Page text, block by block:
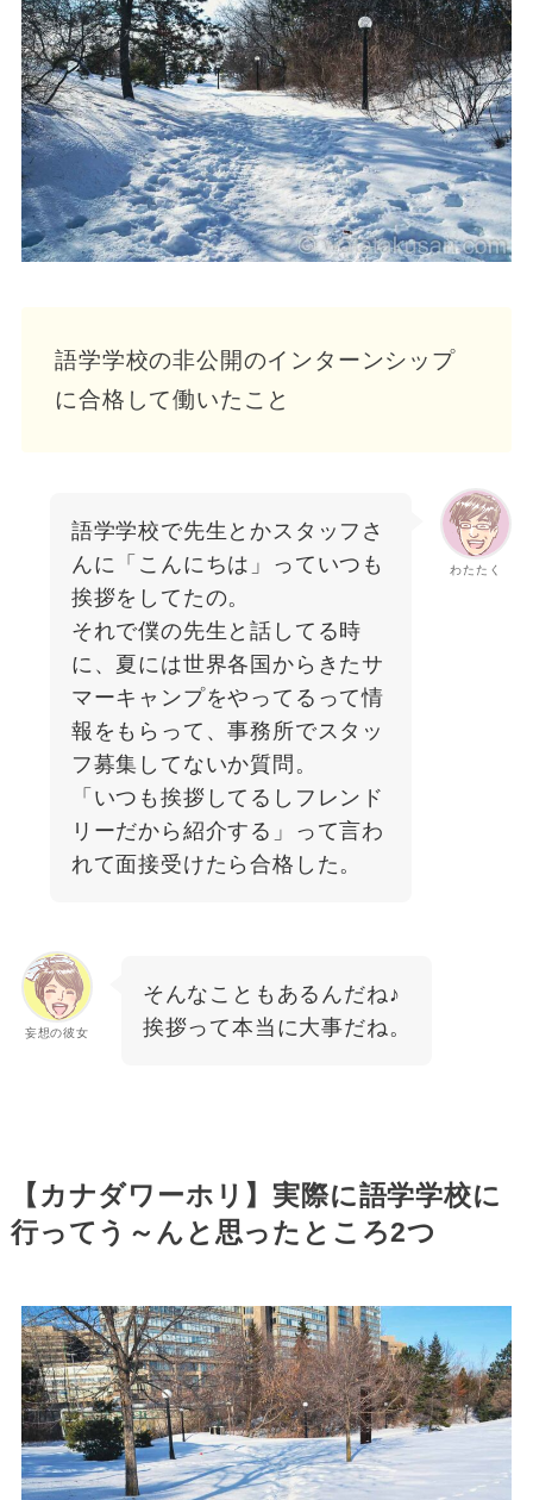
語学学校の非公開のインターンシップ
に合格して働いたこと
わたたく
語学学校で先生とかスタッフさ
んに「こんにちは」っていつも
挨拶をしてたの。
それで僕の先生と話してる時
に、夏には世界各国からきたサ
マーキャンプをやってるって情
報をもらって、事務所でスタッ
フ募集してないか質問。
「いつも挨拶してるしフレンド
リーだから紹介する」って言わ
れて面接受けたら合格した。
妄想の彼女
そんなこともあるんだね♪
挨拶って本当に大事だね。
【カナダワーホリ】実際に語学学校に
行ってう～んと思ったところ2つ